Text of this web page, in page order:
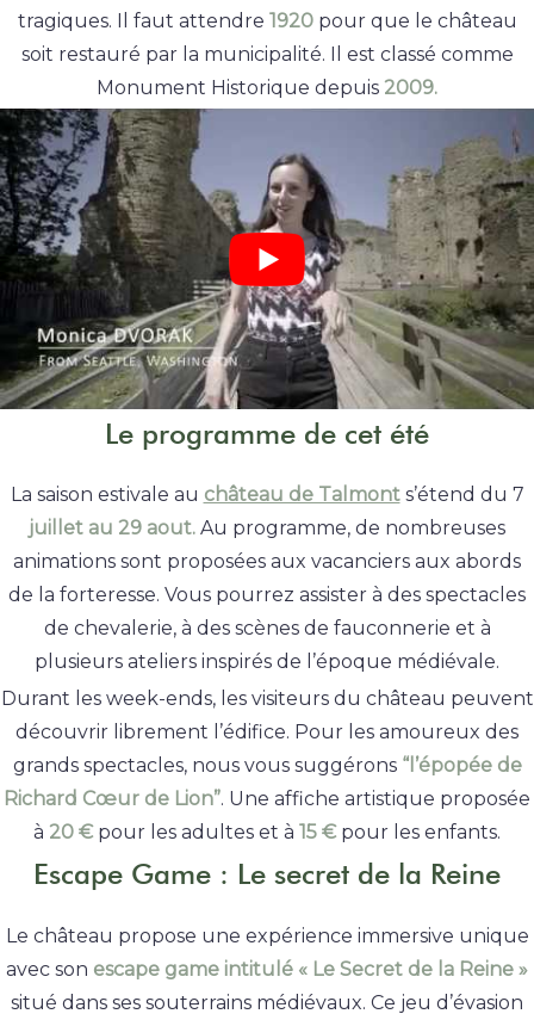
tragiques. Il faut attendre 1920pour que le château
soit restauré par la municipalité. Il est classé comme
Monument Historique depuis 2009.
Le programme de cet été
La saison estivale au château de Talmonts’étend du 7
juillet au 29 aout. Au programme, de nombreuses
animations sont proposées aux vacanciers aux abords
de la forteresse. Vous pourrez assister à des spectacles
de chevalerie, à des scènes de fauconnerie et à
plusieurs ateliers inspirés de l’époque médiévale.
Durant les week-ends, les visiteurs du château peuvent
découvrir librement l’édifice. Pour les amoureux des
grands spectacles, nous vous suggérons “l’épopée de
Richard Cœur de Lion”. Une affiche artistique proposée
à 20 €pour les adultes et à 15 € pour les enfants.
Escape Game : Le secret de la Reine
Le château propose une expérience immersive unique
avec son escape game intitulé « Le Secret de la Reine »
situé dans ses souterrains médiévaux. Ce jeu d’évasion